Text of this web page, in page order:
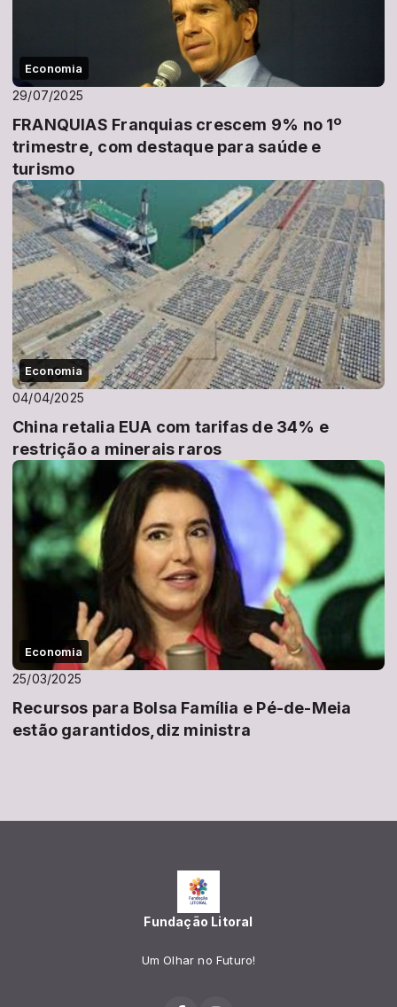
Economia
29/07/2025
FRANQUIAS Franquias crescem 9% no 1º
trimestre, com destaque para saúde e
turismo
Economia
04/04/2025
China retalia EUA com tarifas de 34% e
restrição a minerais raros
Economia
25/03/2025
Recursos para Bolsa Família e Pé-de-Meia
estão garantidos,diz ministra
Fundação Litoral
Um Olhar no Futuro!